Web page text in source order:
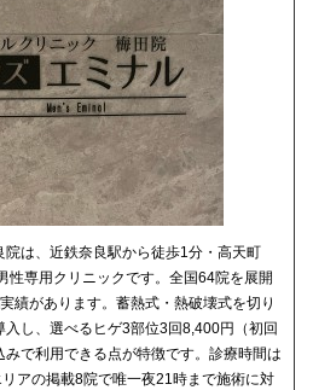
は、近鉄奈良駅から徒歩1分・高天町
性専用クリニックです。全国64院を展開
績があります。蓄熱式・熱破壊式を切り
し、選べるヒゲ3部位3回8,400円（初回
で利用できる点が特徴です。診療時間は
アの掲載8院で唯一夜21時まで施術に対